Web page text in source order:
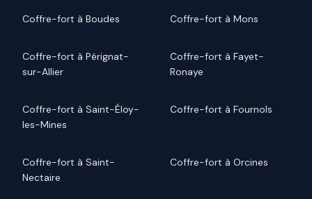
Coffre-fort à Boudes Coffre-fort à Mons
Coffre-fort à Pérignat-
sur-Allier
Coffre-fort à Fayet-
Ronaye
Coffre-fort à Saint-Éloy-
les-Mines
Coffre-fort à Fournols
Coffre-fort à Saint-
Nectaire
Coffre-fort à Orcines